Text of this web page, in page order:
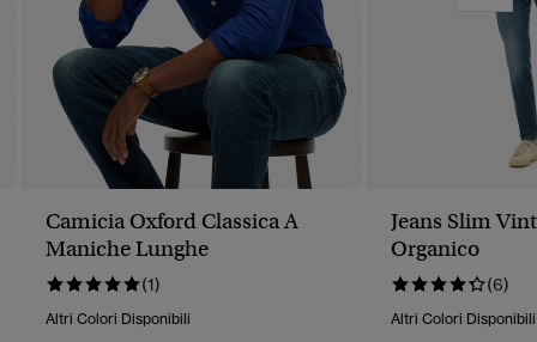
Camicia Oxford Classica A
Maniche Lunghe
(1)
Altri Colori Disponibili
Jeans Slim
Organico
(6)
Altri Colori Disponibili